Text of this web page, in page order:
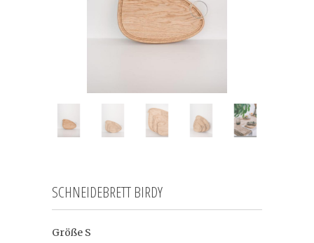
SCHNEIDEBRETT BIRDY
Größe S